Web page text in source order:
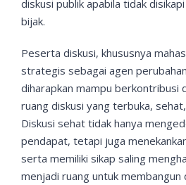
diskusi publik apabila tidak
bijak.
Peserta diskusi, khususnya
strategis sebagai agen
diharapkan mampu berkontribusi
ruang diskusi yang terbuka,
Diskusi sehat tidak hanya
pendapat, tetapi juga
serta memiliki sikap saling
menjadi ruang untuk membangun